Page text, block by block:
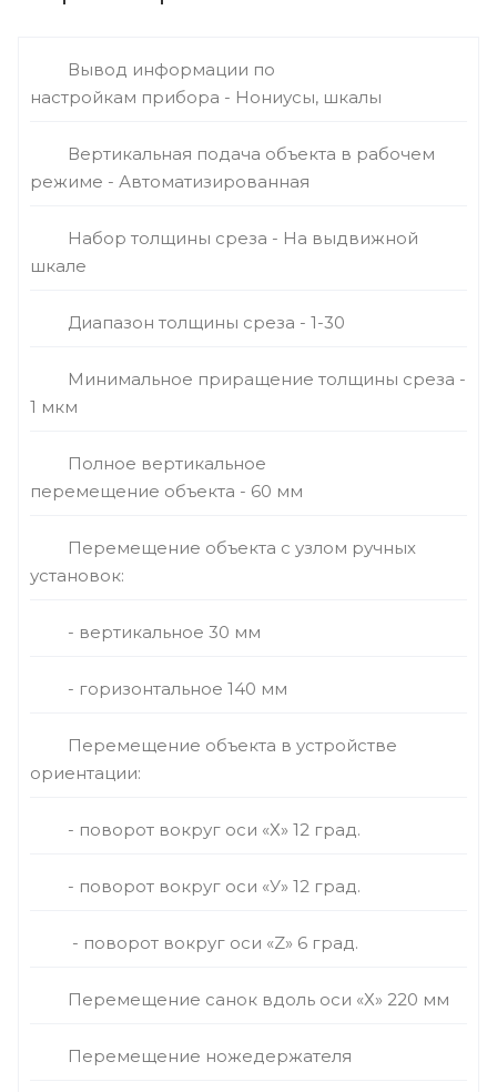
Вывод информации по
настройкам прибора - Нониусы, шкалы
Вертикальная подача объекта в рабочем
режиме - Автоматизированная
Набор толщины среза - На выдвижной
шкале
Диапазон толщины среза - 1-30
Минимальное приращение толщины среза -
1 мкм
Полное вертикальное
перемещение объекта - 60 мм
Перемещение объекта с узлом ручных
установок:
- вертикальное 30 мм
- горизонтальное 140 мм
Перемещение объекта в устройстве
ориентации:
- поворот вокруг оси «Х» 12 град.
- поворот вокруг оси «У» 12 град.
- поворот вокруг оси «Z» 6 град.
Перемещение санок вдоль оси «Х» 220 мм
Перемещение ножедержателя